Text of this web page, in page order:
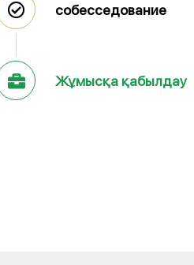
собесседование
Жұмысқа қабылдау